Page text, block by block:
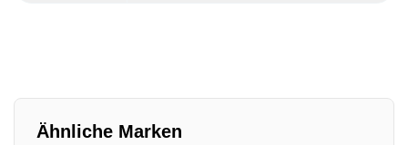
Ähnliche Marken